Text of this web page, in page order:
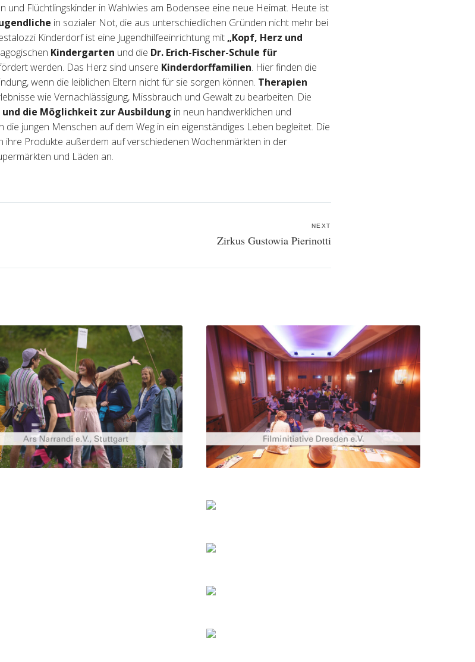
und Flüchtlingskinder in Wahlwies am Bodensee eine neue Heimat. Heute ist
in sozialer Not, die aus unterschiedlichen Gründen nicht mehr bei
Kinderdorf ist eine Jugendhilfeeinrichtung mit „Kopf, Herz und
Kindergarten und die Dr. Erich-Fischer-Schule für
werden. Das Herz sind unsere Kinderdorffamilien. Hier finden die
wenn die leiblichen Eltern nicht für sie sorgen können. Therapien
wie Vernachlässigung, Missbrauch und Gewalt zu bearbeiten. Die
die Möglichkeit zur Ausbildung in neun handwerklichen und
jungen Menschen auf dem Weg in ein eigenständiges Leben begleitet. Die
ihre Produkte außerdem auf verschiedenen Wochenmärkten in der
und Läden an.
NEXT
Zirkus Gustowia Pierinotti